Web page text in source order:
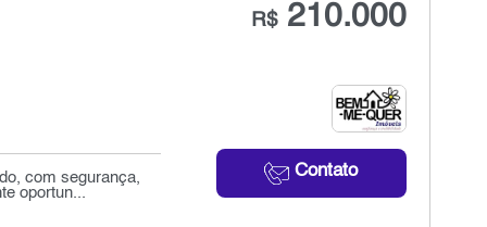
R$210.000
Contato
com segurança,
oportun...